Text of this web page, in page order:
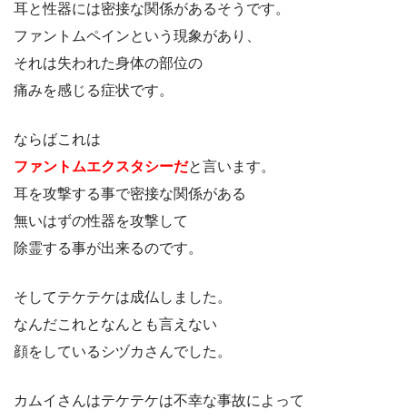
耳と性器には密接な関係があるそうです。
ファントムペインという現象があり、
それは失われた身体の部位の
痛みを感じる症状です。
ならばこれは
ファントムエクスタシーだと言います。
耳を攻撃する事で密接な関係がある
無いはずの性器を攻撃して
除霊する事が出来るのです。
そしてテケテケは成仏しました。
なんだこれとなんとも言えない
顔をしているシヅカさんでした。
カムイさんはテケテケは不幸な事故によって